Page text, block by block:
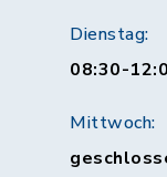
Dienstag:
08:30-
Mittwoch: